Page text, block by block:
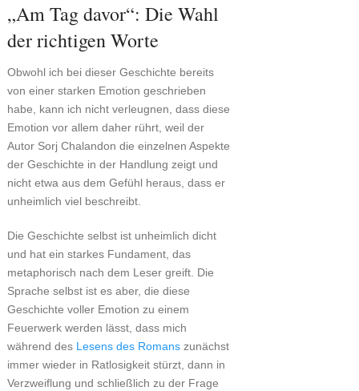
„Am Tag davor“: Die Wahl
der richtigen Worte
Obwohl ich bei dieser Geschichte bereits
von einer starken Emotion geschrieben
habe, kann ich nicht verleugnen, dass diese
Emotion vor allem daher rührt, weil der
Autor Sorj Chalandon die einzelnen Aspekte
der Geschichte in der Handlung zeigt und
nicht etwa aus dem Gefühl heraus, dass er
unheimlich viel beschreibt.
Die Geschichte selbst ist unheimlich dicht
und hat ein starkes Fundament, das
metaphorisch nach dem Leser greift. Die
Sprache selbst ist es aber, die diese
Geschichte voller Emotion zu einem
Feuerwerk werden lässt, dass mich
während des Lesens des Romanszunächst
immer wieder in Ratlosigkeit stürzt, dann in
Verzweiflung und schließlich zu der Frage